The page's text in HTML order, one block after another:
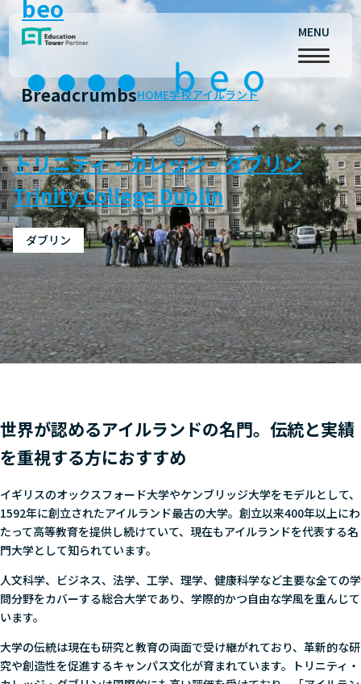
beo
MENU
BreadcrumbsHOME学校アイルランド
トリニティ・カレッジ・ダブリン
Trinity College Dublin
ダブリン
世界が認めるアイルランドの名門。伝統と実績
を重視する方におすすめ
イギリスのオックスフォード大学やケンブリッジ大学をモデルとして、
1592年に創立されたアイルランド最古の大学。創立以来400年以上にわ
たって高等教育を提供し続けていて、現在もアイルランドを代表する名
門大学として知られています。
人文科学、ビジネス、法学、工学、理学、健康科学など主要な全ての学
問分野をカバーする総合大学であり、学際的かつ自由な学風を重んじて
います。
大学の伝統は現在も研究と教育の両面で受け継がれており、革新的な研
究や創造性を促進するキャンパス文化が育まれています。トリニティ・